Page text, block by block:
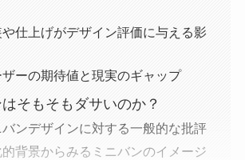
仕上げがデザイン評価に与える影
ザーの期待値と現実のギャップ
はそもそもダサいのか？
バンデザインに対する一般的な批評
背景からみるミニバンのイメージ